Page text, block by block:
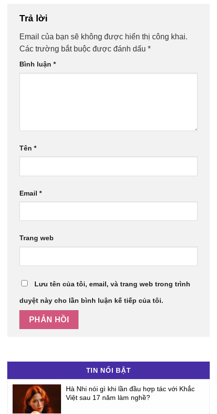
Trả lời
Email của bạn sẽ không được hiển thị công khai.
Các trường bắt buộc được đánh dấu *
Bình luận *
Tên *
Email *
Trang web
Lưu tên của tôi, email, và trang web trong trình
duyệt này cho lần bình luận kế tiếp của tôi.
TIN NỔI BẬT
Hà Nhi nói gì khi lần đầu hợp tác với Khắc
Việt sau 17 năm làm nghề?